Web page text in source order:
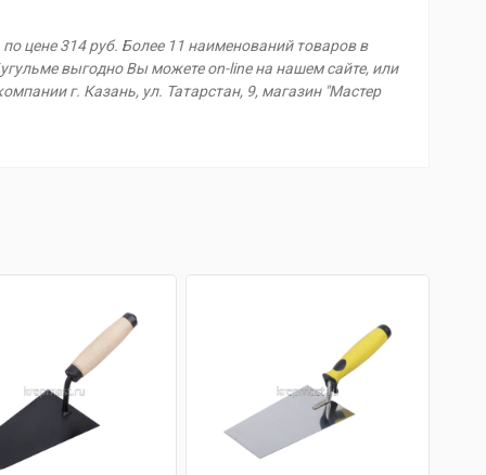
цене 314 руб. Более 11 наименований товаров в
выгодно Вы можете on-line на нашем сайте, или
г. Казань, ул. Татарстан, 9, магазин "Мастер